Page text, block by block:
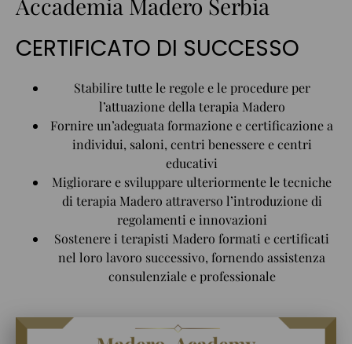
Accademia Madero Serbia
CERTIFICATO DI SUCCESSO
Stabilire tutte le regole e le procedure per
l’attuazione della terapia Madero
Fornire un’adeguata formazione e certificazione a
individui, saloni, centri benessere e centri
educativi
Migliorare e sviluppare ulteriormente le tecniche
di terapia Madero attraverso l’introduzione di
regolamenti e innovazioni
Sostenere i terapisti Madero formati e certificati
nel loro lavoro successivo, fornendo assistenza
consulenziale e professionale